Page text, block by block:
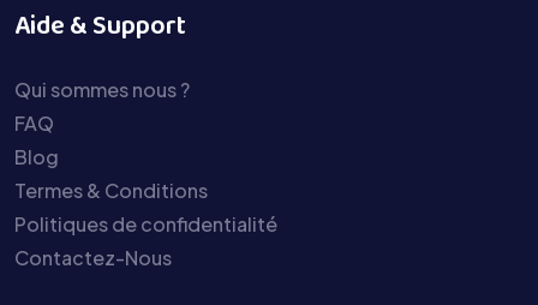
Aide & Support
Qui sommes nous ?
FAQ
Blog
Termes & Conditions
Politiques de confidentialité
Contactez-Nous